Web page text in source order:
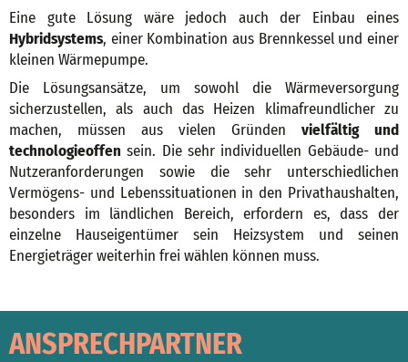
Eine gute Lösung wäre jedoch auch der Einbau eines
Hybridsystems, einer Kombination aus Brennkessel und einer
kleinen Wärmepumpe.
Die Lösungsansätze, um sowohl die Wärmeversorgung
sicherzustellen, als auch das Heizen klimafreundlicher zu
machen, müssen aus vielen Gründen vielfältig und
technologieoffen sein. Die sehr individuellen Gebäude- und
Nutzeranforderungen sowie die sehr unterschiedlichen
Vermögens- und Lebenssituationen in den Privathaushalten,
besonders im ländlichen Bereich, erfordern es, dass der
einzelne Hauseigentümer sein Heizsystem und seinen
Energieträger weiterhin frei wählen können muss.
ANSPRECHPARTNER